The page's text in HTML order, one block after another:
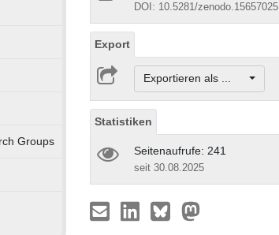
Groups
DOI: 10.5281/zenodo.15657025
Export
Exportieren als ...
Statistiken
Seitenaufrufe: 241
seit 30.08.2025